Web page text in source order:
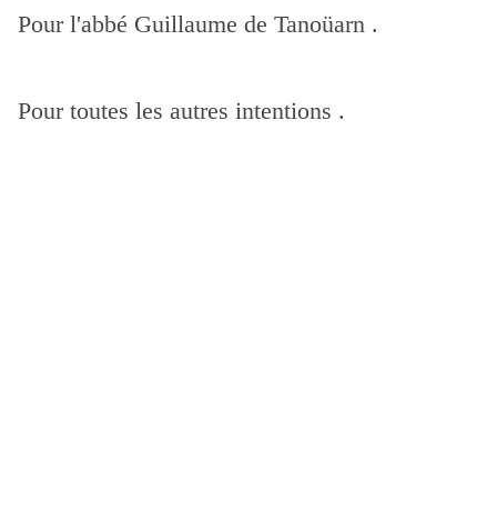
Pour l'abbé Guillaume de Tanoüarn .
Pour toutes les autres intentions .